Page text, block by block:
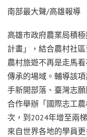
南部最大聲/高雄報導
高雄市政府農業局積
計畫」，結合農村社
農村旅遊不再是走馬
傳承的場域。輔導該
手新開部落、臺灣志
合作舉辦「國際志工
次，到 2024年增至兩
來自世界各地的學員